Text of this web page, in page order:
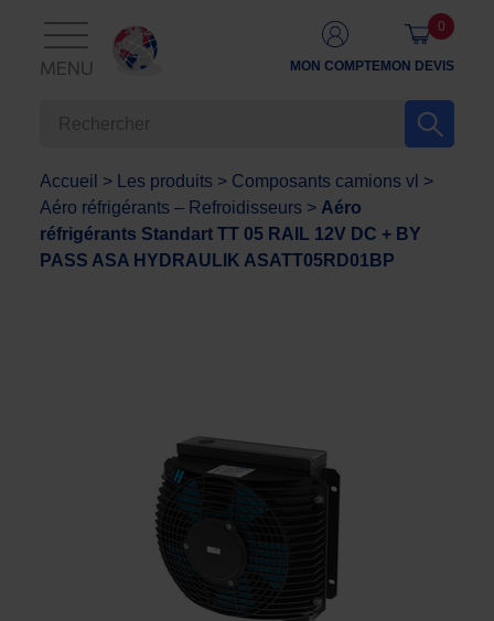
MENU MON COMPTEMON DEVIS
0
Accueil > Les produits > Composants camions vl >
Aéro réfrigérants – Refroidisseurs > Aéro
réfrigérants Standart TT 05 RAIL 12V DC + BY
PASS ASA HYDRAULIK ASATT05RD01BP